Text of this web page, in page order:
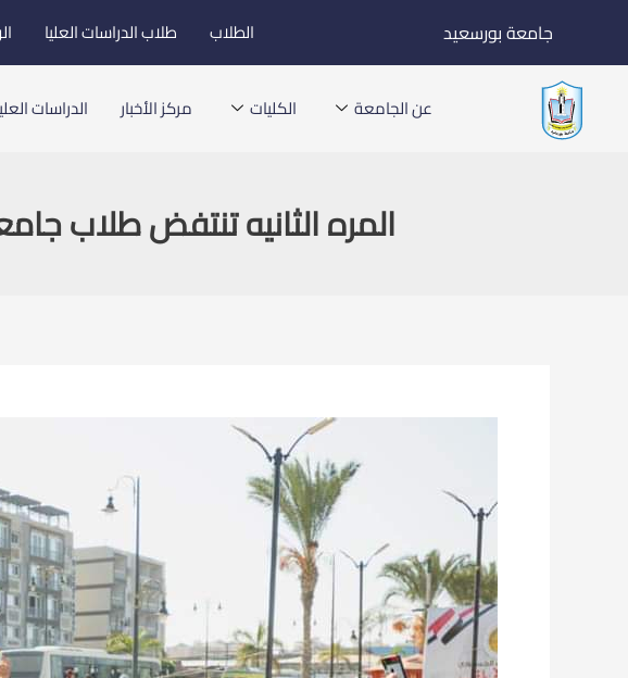
إلى
المحتوى
جامعة بورسعيد الطلاب طلاب الدراسات العليا
عن الجامعة الكليات مركز الأخبار الدراسات
المره الثانيه تنتفض طلاب